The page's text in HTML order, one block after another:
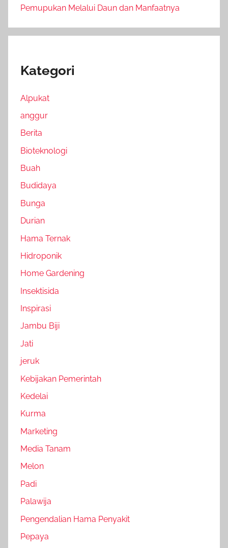
Pemupukan Melalui Daun dan Manfaatnya
Kategori
Alpukat
anggur
Berita
Bioteknologi
Buah
Budidaya
Bunga
Durian
Hama Ternak
Hidroponik
Home Gardening
Insektisida
Inspirasi
Jambu Biji
Jati
jeruk
Kebijakan Pemerintah
Kedelai
Kurma
Marketing
Media Tanam
Melon
Padi
Palawija
Pengendalian Hama Penyakit
Pepaya